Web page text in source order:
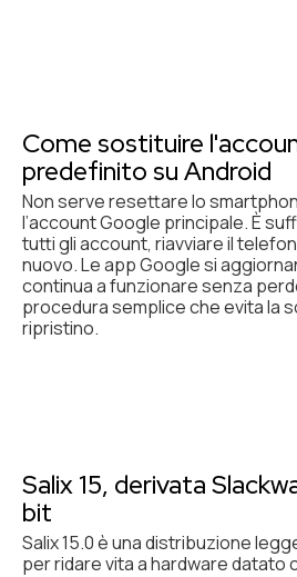
Come sostituire
predefinito su Android
Non serve resettare lo
l’account Google principale. È
tutti gli account, riavviare il
nuovo. Le app Google si
continua a funzionare senza
procedura semplice che evita la
ripristino.
Salix 15, derivata
bit
Salix 15.0 è una distribuzione
per ridare vita a hardware datato